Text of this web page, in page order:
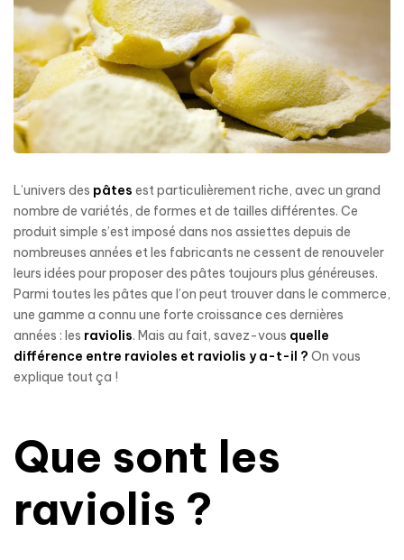
L’univers des pâtes est particulièrement riche, avec un grand
nombre de variétés, de formes et de tailles différentes. Ce
produit simple s’est imposé dans nos assiettes depuis de
nombreuses années et les fabricants ne cessent de renouveler
leurs idées pour proposer des pâtes toujours plus généreuses.
Parmi toutes les pâtes que l’on peut trouver dans le commerce,
une gamme a connu une forte croissance ces dernières
années : les raviolis. Mais au fait, savez-vous quelle
différence entre ravioles et raviolis y a-t-il ? On vous
explique tout ça !
Que sont les
raviolis ?